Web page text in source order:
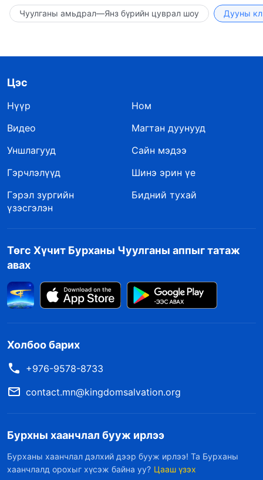
Чуулганы амьдрал—Янз бүрийн цуврал шоу Дууны
Цэс
Нүүр
Ном
Видео
Магтан дуунууд
Уншлагууд
Сайн мэдээ
Гэрчлэлүүд
Шинэ эрин үе
Гэрэл зургийн
үзэсгэлэн
Бидний тухай
Төгс Хүчит Бурханы Чуулганы аппыг татаж
авах
Холбоо барих
+976-9578-8733
contact.mn@kingdomsalvation.org
Бурхны хаанчлал бууж ирлээ
Бурханы хаанчлал дэлхий дээр бууж ирлээ! Та Бурханы
хаанчлалд орохыг хүсэж байна уу? Цааш үзэх